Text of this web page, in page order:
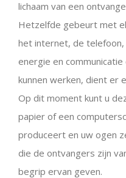
lichaam van een
Hetzelfde gebeurt met
het internet, de telefoon,
energie en
kunnen werken, dient er
Op dit moment kunt u
papier of een
produceert en uw ogen
die de ontvangers zijn
begrip ervan geven.